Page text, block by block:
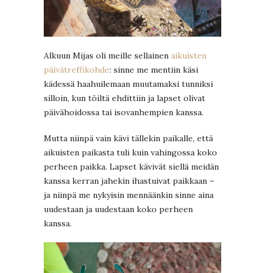
Alkuun Mijas oli meille sellainen aikuisten
päivätreffikohde: sinne me mentiin käsi
kädessä haahuilemaan muutamaksi tunniksi
silloin, kun töiltä ehdittiin ja lapset olivat
päivähoidossa tai isovanhempien kanssa.
Mutta niinpä vain kävi tällekin paikalle, että
aikuisten paikasta tuli kuin vahingossa koko
perheen paikka. Lapset kävivät siellä meidän
kanssa kerran jahekin ihastuivat paikkaan –
ja niinpä me nykyisin mennäänkin sinne aina
uudestaan ja uudestaan koko perheen
kanssa.